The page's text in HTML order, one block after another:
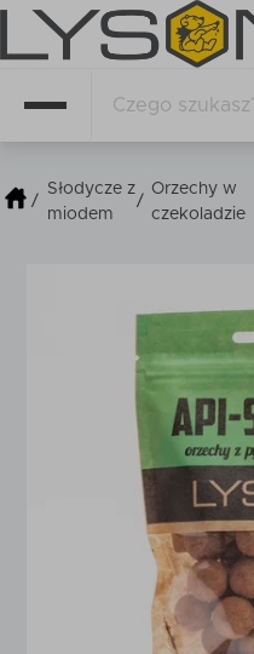
/
Słodycze z
miodem
/
Orzechy w
czekoladzie